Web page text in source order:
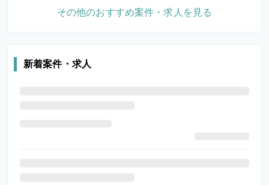
その他のおすすめ案件・求人を見る
新着案件・求人